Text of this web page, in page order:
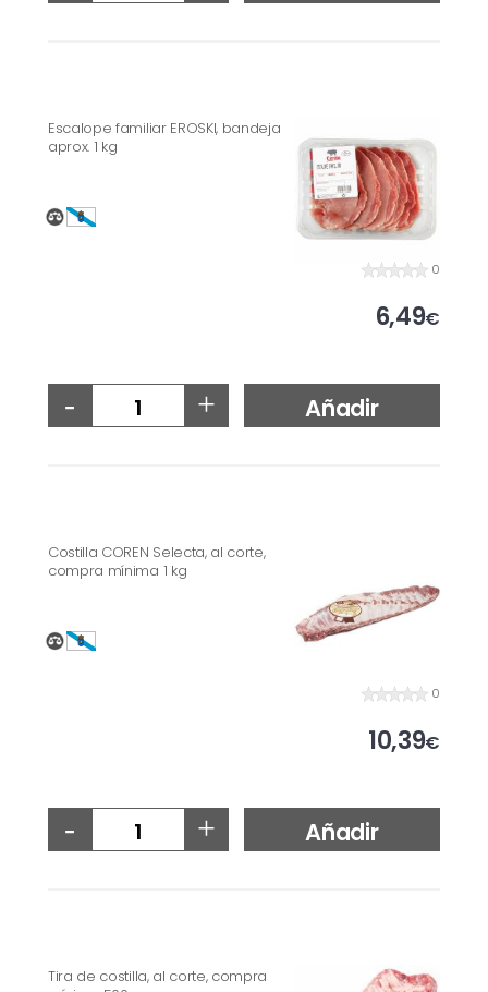
Escalope familiar EROSKI, bandeja
aprox. 1 kg
0
6,49€
- + Añadir
Costilla COREN Selecta, al corte,
compra mínima 1 kg
0
10,39€
- + Añadir
Tira de costilla, al corte, compra